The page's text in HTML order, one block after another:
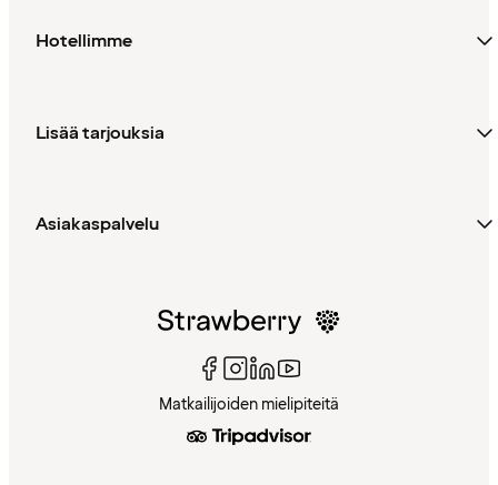
Hotellimme
Lisää tarjouksia
Asiakaspalvelu
Matkailijoiden mielipiteitä